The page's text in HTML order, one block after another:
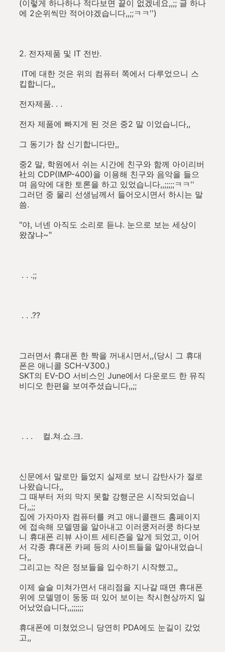
(이렇게 하나하나 적다보면 끝이 없겠네요,,;; 글 하나
에 2순위씩만 적어야겠습니다,,;;ㅋㅋ'')
2. 전자제품 및 IT 전반.
IT에 대한 것은 위의 컴퓨터 쪽에서 다루었으니 스
킵합니다,,
전자제품. . .
전자 제품에 빠지게 된 것은 중2 말 이었습니다,,
그 동기가 참 신기합니다만,,
중2 말, 학원에서 쉬는 시간에 친구와 함께 아이리버
社의 CDP(IMP-400)을 이용해 친구와 음악을 들으
며 음악에 대한 토론을 하고 있었습니다,,;;;;;ㅋㅋ''
그러던 중 물리 선생님께서 들어오시면서 하시는 말
씀.
"야, 너넨 아직도 소리로 듣냐. 눈으로 보는 세상이
왔잖냐~"
. . .;;
. . .??
그러면서 휴대폰 한 짝을 꺼내시면서,,(당시 그 휴대
폰은 애니콜 SCH-V300.)
SKT의 EV-DO 서비스인 June에서 다운로드 한 뮤직
비디오 한편을 보여주셨습니다,,;;
. . . 컬.쳐.쇼.크.
신문에서 말로만 들었지 실제로 보니 감탄사가 절로
나왔습니다,,
그 때부터 저의 막지 못할 강행군은 시작되었습니
다,,;;
집에 가자마자 컴퓨터를 켜고 애니콜랜드 홈페이지
에 접속해 모델명을 알아내고 이러쿵저러쿵 하다보
니 휴대폰 리뷰 사이트 세티즌을 알게 되었고, 이어
서 각종 휴대폰 카페 등의 사이트들을 알아내었습니
다,,
그리고는 작은 정보들을 입수하기 시작했고,,
이제 슬슬 미쳐가면서 대리점을 지나갈 때면 휴대폰
위에 모델명이 둥둥 떠 있어 보이는 착시현상까지 일
어났었습니다,,;;;;;;
휴대폰에 미쳤었으니 당연히 PDA에도 눈길이 갔었
고,,